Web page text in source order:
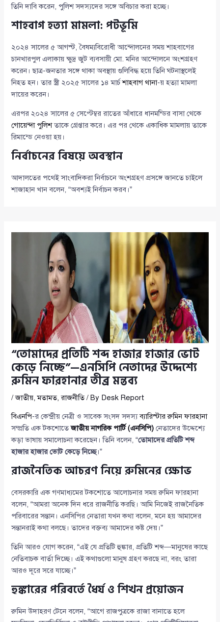
তিনি দাবি করেন, পুলিশ সদস্যদের সঙ্গে অবিচার করা হচ্ছে।
শাহবাগ হত্যা মামলা: পটভূমি
২০২৪ সালের ৫ আগস্ট, বৈষম্যবিরোধী আন্দোলনের সময় শাহবাগের
চানখারপুল এলাকায় ক্ষুদ্র জুট ব্যবসায়ী মো. মনির আন্দোলনে অংশগ্রহণ
করেন। ছাত্র-জনতার সঙ্গে থাকা অবস্থায় গুলিবিদ্ধ হয়ে তিনি ঘটনাস্থলেই
নিহত হন। তার স্ত্রী ২০২৫ সালের ১৪ মার্চশাহবাগ থানা-য় হত্যা মামলা
দায়ের করেন।
এরপর ২০২৪ সালের ৫ সেপ্টেম্বর রাতের আঁধারে ধানমন্ডির বাসা থেকে
গোয়েন্দা পুলিশতাকে গ্রেপ্তার করে। এর পর থেকে একাধিক মামলায় তাকে
রিমান্ডে নেওয়া হয়।
নির্বাচনের বিষয়ে অবস্থান
আদালতের পথেই সাংবাদিকরা নির্বাচনে অংশগ্রহণ প্রসঙ্গে জানতে চাইলে
শাজাহান খান বলেন, “অবশ্যই নির্বাচন করব।”
“তোমাদের প্রতিটি শব্দ হাজার হাজার ভোট
কেড়ে নিচ্ছে”—এনসিপি নেতাদের উদ্দেশ্যে
রুমিন ফারহানার তীব্র মন্তব্য
/জাতীয়,মতামত,রাজনীতি/ By Desk Report
বিএনপি-র কেন্দ্রীয় নেত্রী ও সাবেক সংসদ সদস্যব্যারিস্টার রুমিন ফারহানা
সম্প্রতি এক টকশোতেজাতীয় নাগরিক পার্টি (এনসিপি) নেতাদের উদ্দেশ্যে
কড়া ভাষায় সমালোচনা করেছেন। তিনি বলেন, “তোমাদের প্রতিটি শব্দ
হাজার হাজার ভোট কেড়ে নিচ্ছে।”
রাজনৈতিক আচরণ নিয়ে রুমিনের ক্ষোভ
বেসরকারি এক গণমাধ্যমের টকশোতে আলোচনার সময় রুমিন ফারহানা
বলেন, “আমরা অনেক দিন ধরে রাজনীতি করছি। আমি নিজেই রাজনৈতিক
পরিবারের সন্তান। এনসিপির নেতারা যখন কথা বলেন, মনে হয় আমাদের
সন্তানরাই কথা বলছে। তাদের বক্তব্য আমাদের কষ্ট দেয়।”
তিনি আরও যোগ করেন, “এই যে প্রতিটি হুঙ্কার, প্রতিটি শব্দ—মানুষের কাছে
নেতিবাচক বার্তা দিচ্ছে। এই কথাগুলো মানুষ গ্রহণ করছে না, বরং তারা
আরও দূরে সরে যাচ্ছে।”
হুঙ্কারের পরিবর্তে ধৈর্য ও শিখন প্রয়োজন
রুমিন উদাহরণ টেনে বলেন, “আগে রাজপুত্রকে রাজা বানাতে হলে